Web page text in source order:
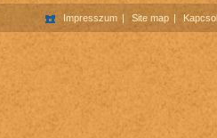
Impresszum Site map